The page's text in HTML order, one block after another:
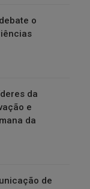
o
da
e
da
de